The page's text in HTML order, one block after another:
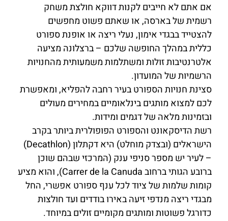
אם אתם לא חייבים לקנות דווקא חולצת משחק
רשמית של בארסה, או שאתם פשוט מחפשים
להצטייד בבגדי אימון, נעלי ריצה או אופנת ספורט
כללית במהלך החופשה שלכם – ברצלונה מציעה
אלטרנטיבות זולות ומשתלמות משמעותית מהחנויות
הרשמיות של המועדון.
סצינת חנויות הספורט בעיר רחבה להפליא, ומאפשרת
לכם למצוא מותגים בינלאומיים במחירים מעולים
ובזמינות מלאה של דגמים ומידות.
רשת הדיסקאונט והספורט הפופולרית ביותר בקרב
הישראלים (ובצדק מוחלט) היא דקתלון (Decathlon)
– לעיר יש מספר סניפי ענק (המרכזי שבהם שוכן
ברובע הגותי ברחוב Carrer de la Canuda), והוא מציע
קומות שלמות של ציוד לכל ענף ספורט אפשרי, החל
מבגדי ריצה מנדפי זיעה באירו בודדים ועד חולצות
כדורגל פשוטות ומותגים מקומיים זולים במיוחד.